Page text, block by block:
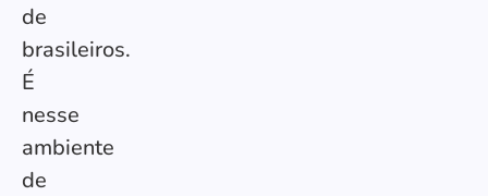
de
brasileiros.
É
nesse
ambiente
de